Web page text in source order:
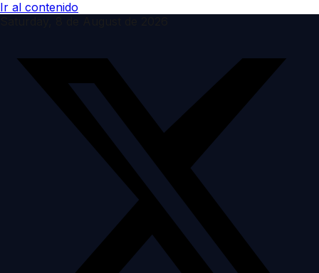
Ir al contenido